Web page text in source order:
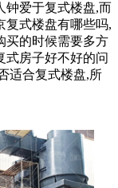
钟爱于复式楼盘,而
复式楼盘有哪些吗,
买的时候需要多方
式房子好不好的问
适合复式楼盘,所